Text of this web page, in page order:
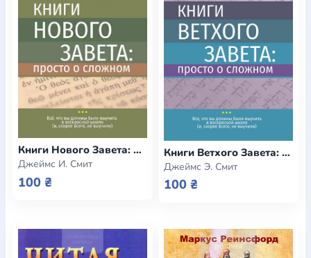
Книги Нового Завета: просто о сложном (e-book)
Джеймс И. Смит
100 ₴
Книги Ветхого Завета: просто о сложном (e-book)
Джеймс Э. Смит
100 ₴